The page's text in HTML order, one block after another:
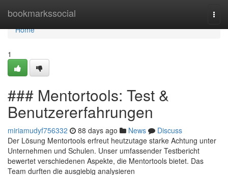
bookmarkssocial
Home
Home
1
### Mentortools: Test &
Benutzererfahrungen
miriamudyf756332 88 days ago News
Discuss
Der Lösung Mentortools erfreut heutzutage starke Achtung unter
Unternehmen und Schulen. Unser umfassender Testbericht
bewertet verschiedenen Aspekte, die Mentortools bietet. Das
Team durften die ausgiebig analysieren